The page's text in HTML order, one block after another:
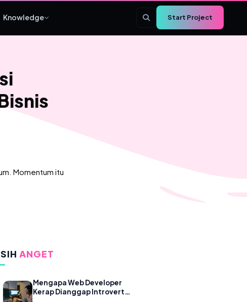
Knowledge Start Project
Momentum itu
ANGET
Mengapa Web Developer
Kerap Dianggap Introvert